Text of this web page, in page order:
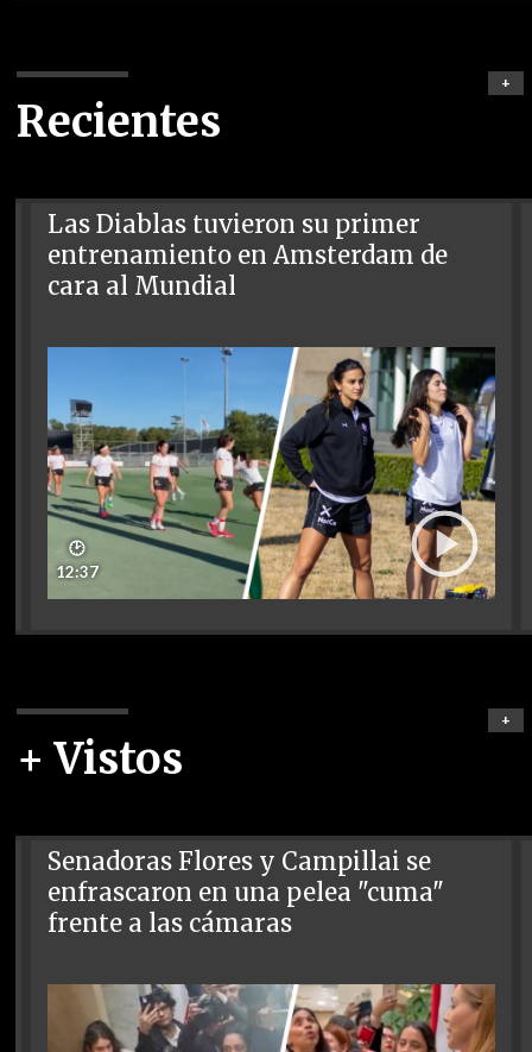
Recientes
+
Las Diablas tuvieron su primer
entrenamiento en Amsterdam de
cara al Mundial
🕑
12:37
+ Vistos
+
Senadoras Flores y Campillai se
enfrascaron en una pelea "cuma"
frente a las cámaras